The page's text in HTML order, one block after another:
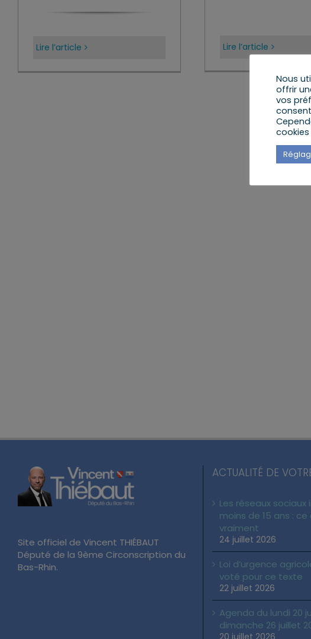
Lire l’article Lire l’article
Site officiel de Vincent THIÉBAUT
Député de la 9ème Circonscription du
Bas-Rhin.
ACTUALITÉ DE
Les réseaux
moins de 15 ans :
vraiment
24 juillet 2026
Loi d’urgence
voté pour ce texte
22 juillet 2026
Agenda du lundi 20
dimanche 26 juillet
20 juillet 2026
Nous
offrir
vos